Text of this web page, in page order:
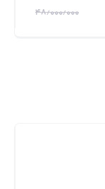
۴۸٫۰۰۰٫۰۰۰